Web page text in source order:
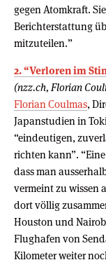
gegen Atomkraft.
Berichterstattung
mitzuteilen.”
2. “Verloren im
(nzz.ch, Florian
Florian Coulmas,
Japanstudien in
“eindeutigen,
richten kann”.
dass man
vermeint zu wissen
dort völlig
Houston und
Flughafen von
Kilometer weiter